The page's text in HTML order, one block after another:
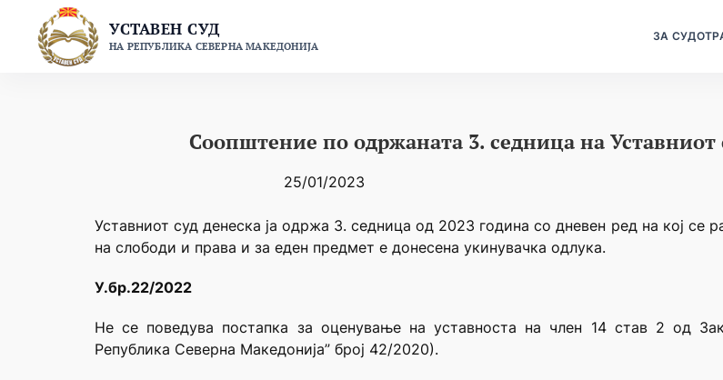
content
УСТАВЕН СУД
НА РЕПУБЛИКА СЕВЕРНА МАКЕДОНИЈА
ЗА СУДОТ
Соопштение по одржаната 3. седница на Уставниот
25/01/2023
Уставниот суд денеска ја одржа 3. седница од 2023 година со дневен ред на кој се
на слободи и права и за еден предмет е донесена укинувачка одлука.
У.бр.22/2022
Не се поведува постапка за оценување на уставноста на член 14 став 2 од
Република Северна Македонија” број 42/2020).